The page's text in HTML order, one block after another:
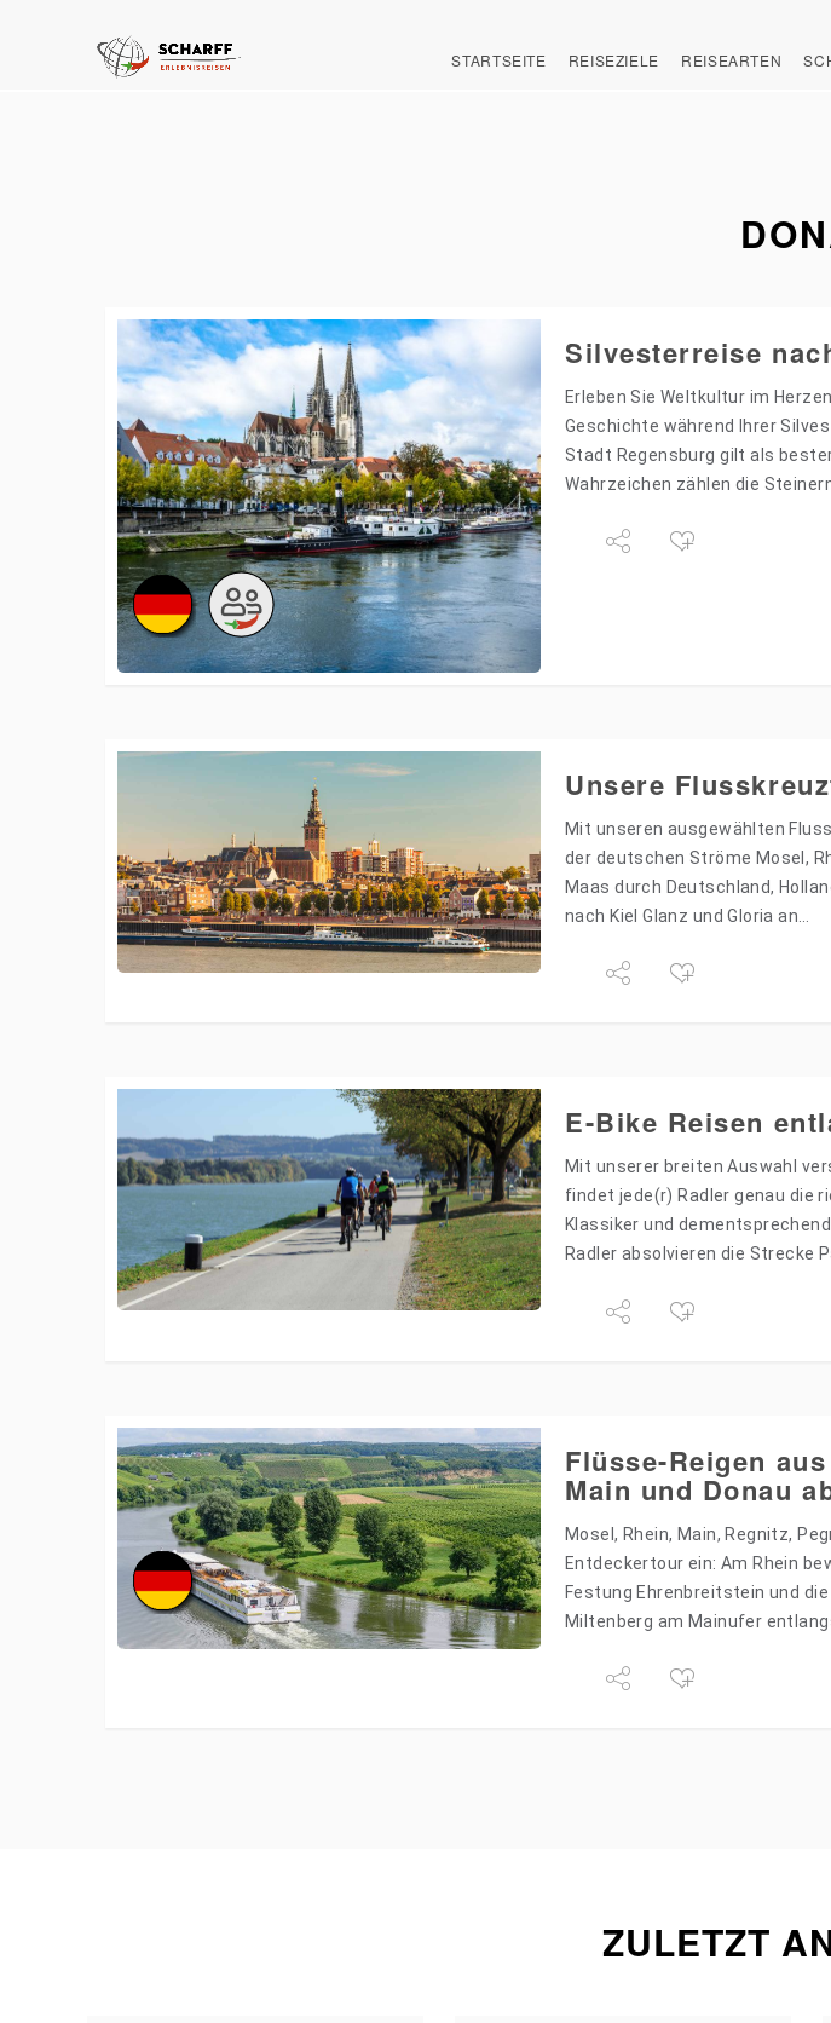
STARTSEITE REISEZIELE REISEARTEN
Silvesterreise
Erleben Sie Weltkultur im
Geschichte während Ihrer
Stadt Regensburg gilt als
Wahrzeichen zählen die
Unsere
Mit unseren ausgewählten
der deutschen Ströme Mosel,
Maas durch Deutschland,
nach Kiel Glanz und Gloria an…
E-Bike Reisen
Mit unserer breiten Auswahl
findet jede(r) Radler genau die
Klassiker und
Radler absolvieren die Strecke
Flüsse-Reigen
Main und Donau
Mosel, Rhein, Main, Regnitz,
Entdeckertour ein: Am Rhein
Festung Ehrenbreitstein und die
Miltenberg am Mainufer
ZULETZT